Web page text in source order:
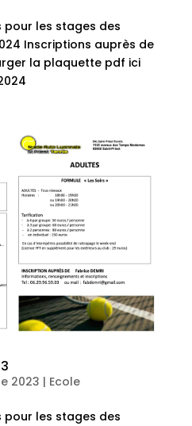
pour les stages des
Inscriptions auprès de
la plaquette pdf ici
2023 | Ecole
pour les stages des